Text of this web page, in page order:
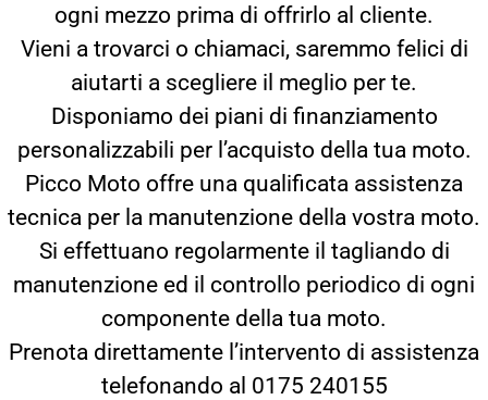
ogni mezzo prima di offrirlo al cliente.
Vieni a trovarci o chiamaci, saremmo felici di
aiutarti a scegliere il meglio per te.
Disponiamo dei piani di finanziamento
personalizzabili per l’acquisto della tua moto.
Picco Moto offre una qualificata assistenza
tecnica per la manutenzione della vostra moto.
Si effettuano regolarmente il tagliando di
manutenzione ed il controllo periodico di ogni
componente della tua moto.
Prenota direttamente l’intervento di assistenza
telefonando al 0175 240155